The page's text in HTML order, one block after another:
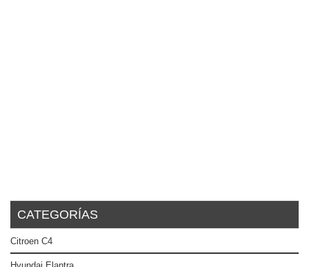
CATEGORÍAS
Citroen C4